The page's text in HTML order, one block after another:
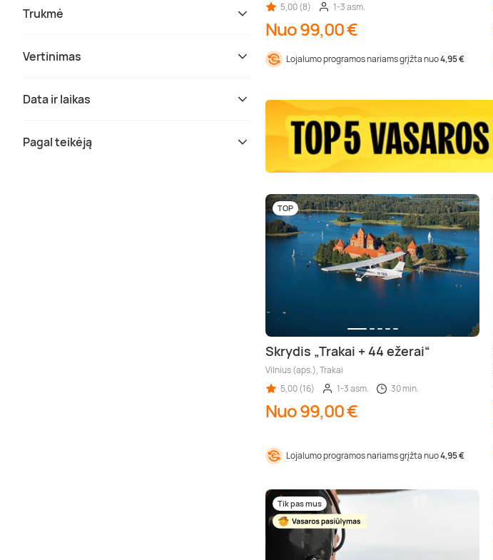
Trukmė
Vertinimas
Data ir laikas
Pagal teikėją
5,00 (8)
1-3 asm.
Nuo 99,00 €
Lojalumo programos nariams grįžta nuo4,95 €
TOP
Skrydis „Trakai + 44 ežerai“
Vilnius (aps.), Trakai
5,00 (16)
1-3 asm. 30 min.
Nuo 99,00 €
Lojalumo programos nariams grįžta nuo4,95 €
Tik pas mus